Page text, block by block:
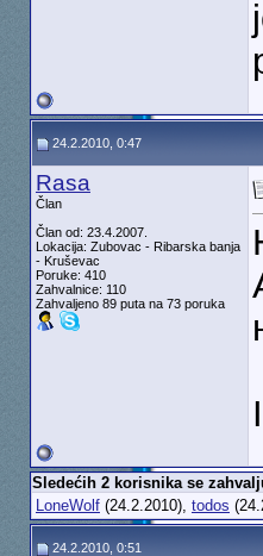
24.2.2010, 0:47
Rasa
Član
Član od: 23.4.2007.
Lokacija: Zubovac - Ribarska banja
- Kruševac
Poruke: 410
Zahvalnice: 110
Zahvaljeno 89 puta na 73 poruka
Sledećih 2 korisnika se
LoneWolf(24.2.2010), todos
24.2.2010, 0:51